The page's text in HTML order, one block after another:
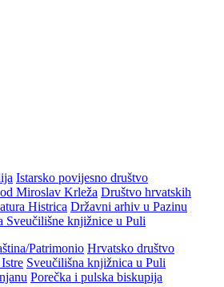
Istarsko povijesno društvo
Miroslav Krleža Društvo hrvatskih
Histrica Državni arhiv u Pazinu
Sveučilišne knjižnice u Puli
Patrimonio Hrvatsko društvo
Sveučilišna knjižnica u Puli
Porečka i pulska biskupija